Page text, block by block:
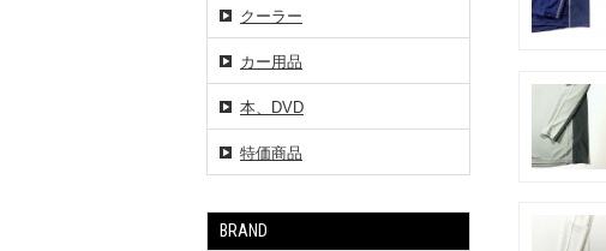
クーラー
カー用品
本、DVD
特価商品
BRAND